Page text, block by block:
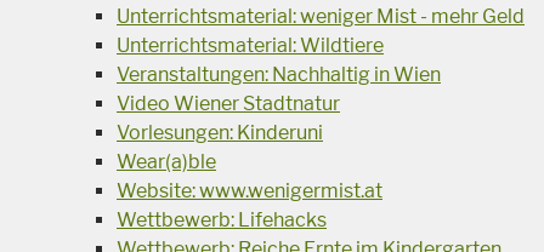
Unterrichtsmaterial: weniger Mist - mehr Geld
Unterrichtsmaterial: Wildtiere
Veranstaltungen: Nachhaltig in Wien
Video Wiener Stadtnatur
Vorlesungen: Kinderuni
Wear(a)ble
Website: www.wenigermist.at
Wettbewerb: Lifehacks